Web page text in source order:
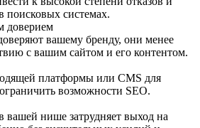
системах.
доверием
вашему бренду, они менее
с вашим сайтом и его контентом.
платформы или CMS для
возможности SEO.
вашей нише затрудняет выход на